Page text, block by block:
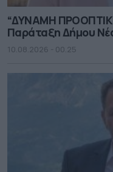
“ΔΥΝΑΜΗ
Παράταξη Δήμου
10.08.2026 - 00.25